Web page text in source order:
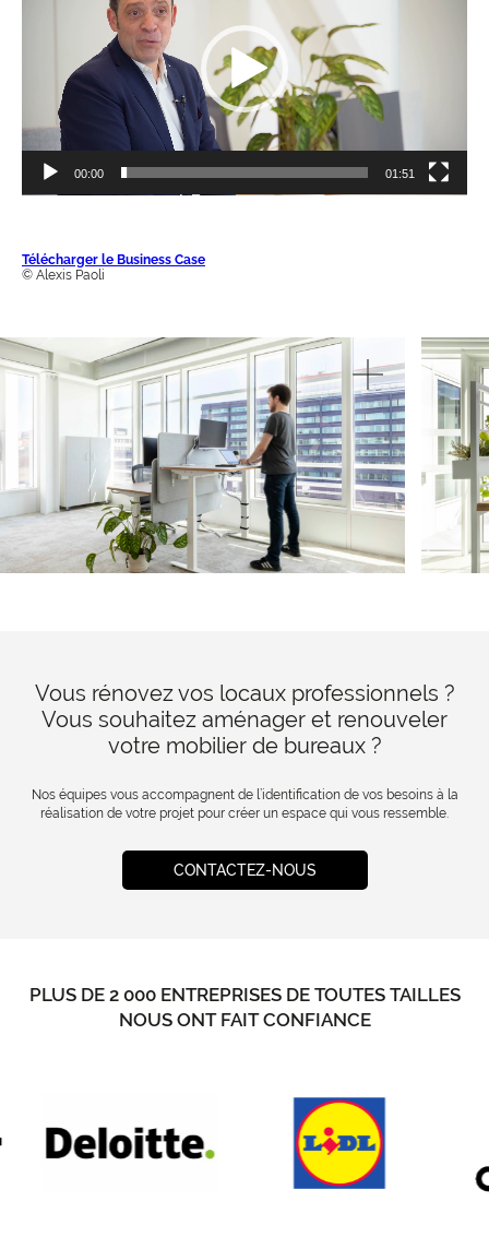
00:00 01:51
Télécharger le Business Case
© Alexis Paoli
Vous rénovez vos locaux professionnels ?
Vous souhaitez aménager et renouveler
votre mobilier de bureaux ?
Nos équipes vous accompagnent de l’identification de vos besoins à la
réalisation de votre projet pour créer un espace qui vous ressemble.
CONTACTEZ-NOUS
PLUS DE 2 000 ENTREPRISES DE TOUTES TAILLES
NOUS ONT FAIT CONFIANCE